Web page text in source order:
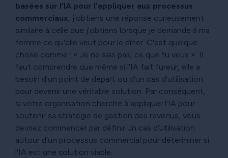
basées sur l'IA pour l’appliquer aux processus
commerciaux , j'obtiens une réponse curieusement
similaire à celle que j'obtiens lorsque je demande à ma
femme ce qu'elle veut pour le dîner. C'est quelque
chose comme : « Je ne sais pas, ce que tu veux ». Il
faut comprendre que même si l'IA fait fureur, elle a
besoin d'un point de départ ou d'un cas d'utilisation
pour devenir une véritable solution. Par conséquent,
si votre organisation cherche à appliquer l'IA pour
soutenir sa stratégie de gestion des revenus, vous
devriez commencer par définir un cas d'utilisation
autour d'un processus commercial pour déterminer si
l'IA est une solution viable.